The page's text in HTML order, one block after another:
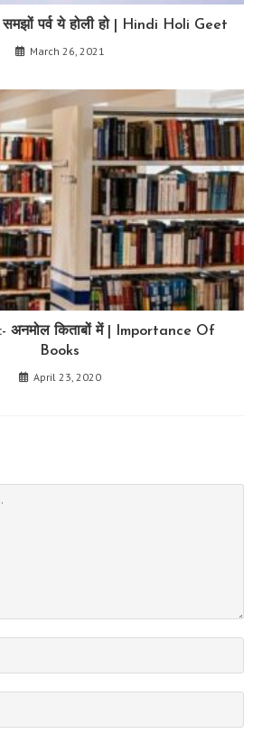
समझों पर्व ये होली हो | Hindi Holi Geet
March 26, 2021
:- अनमोल किताबों में | Importance Of
Books
April 23, 2020